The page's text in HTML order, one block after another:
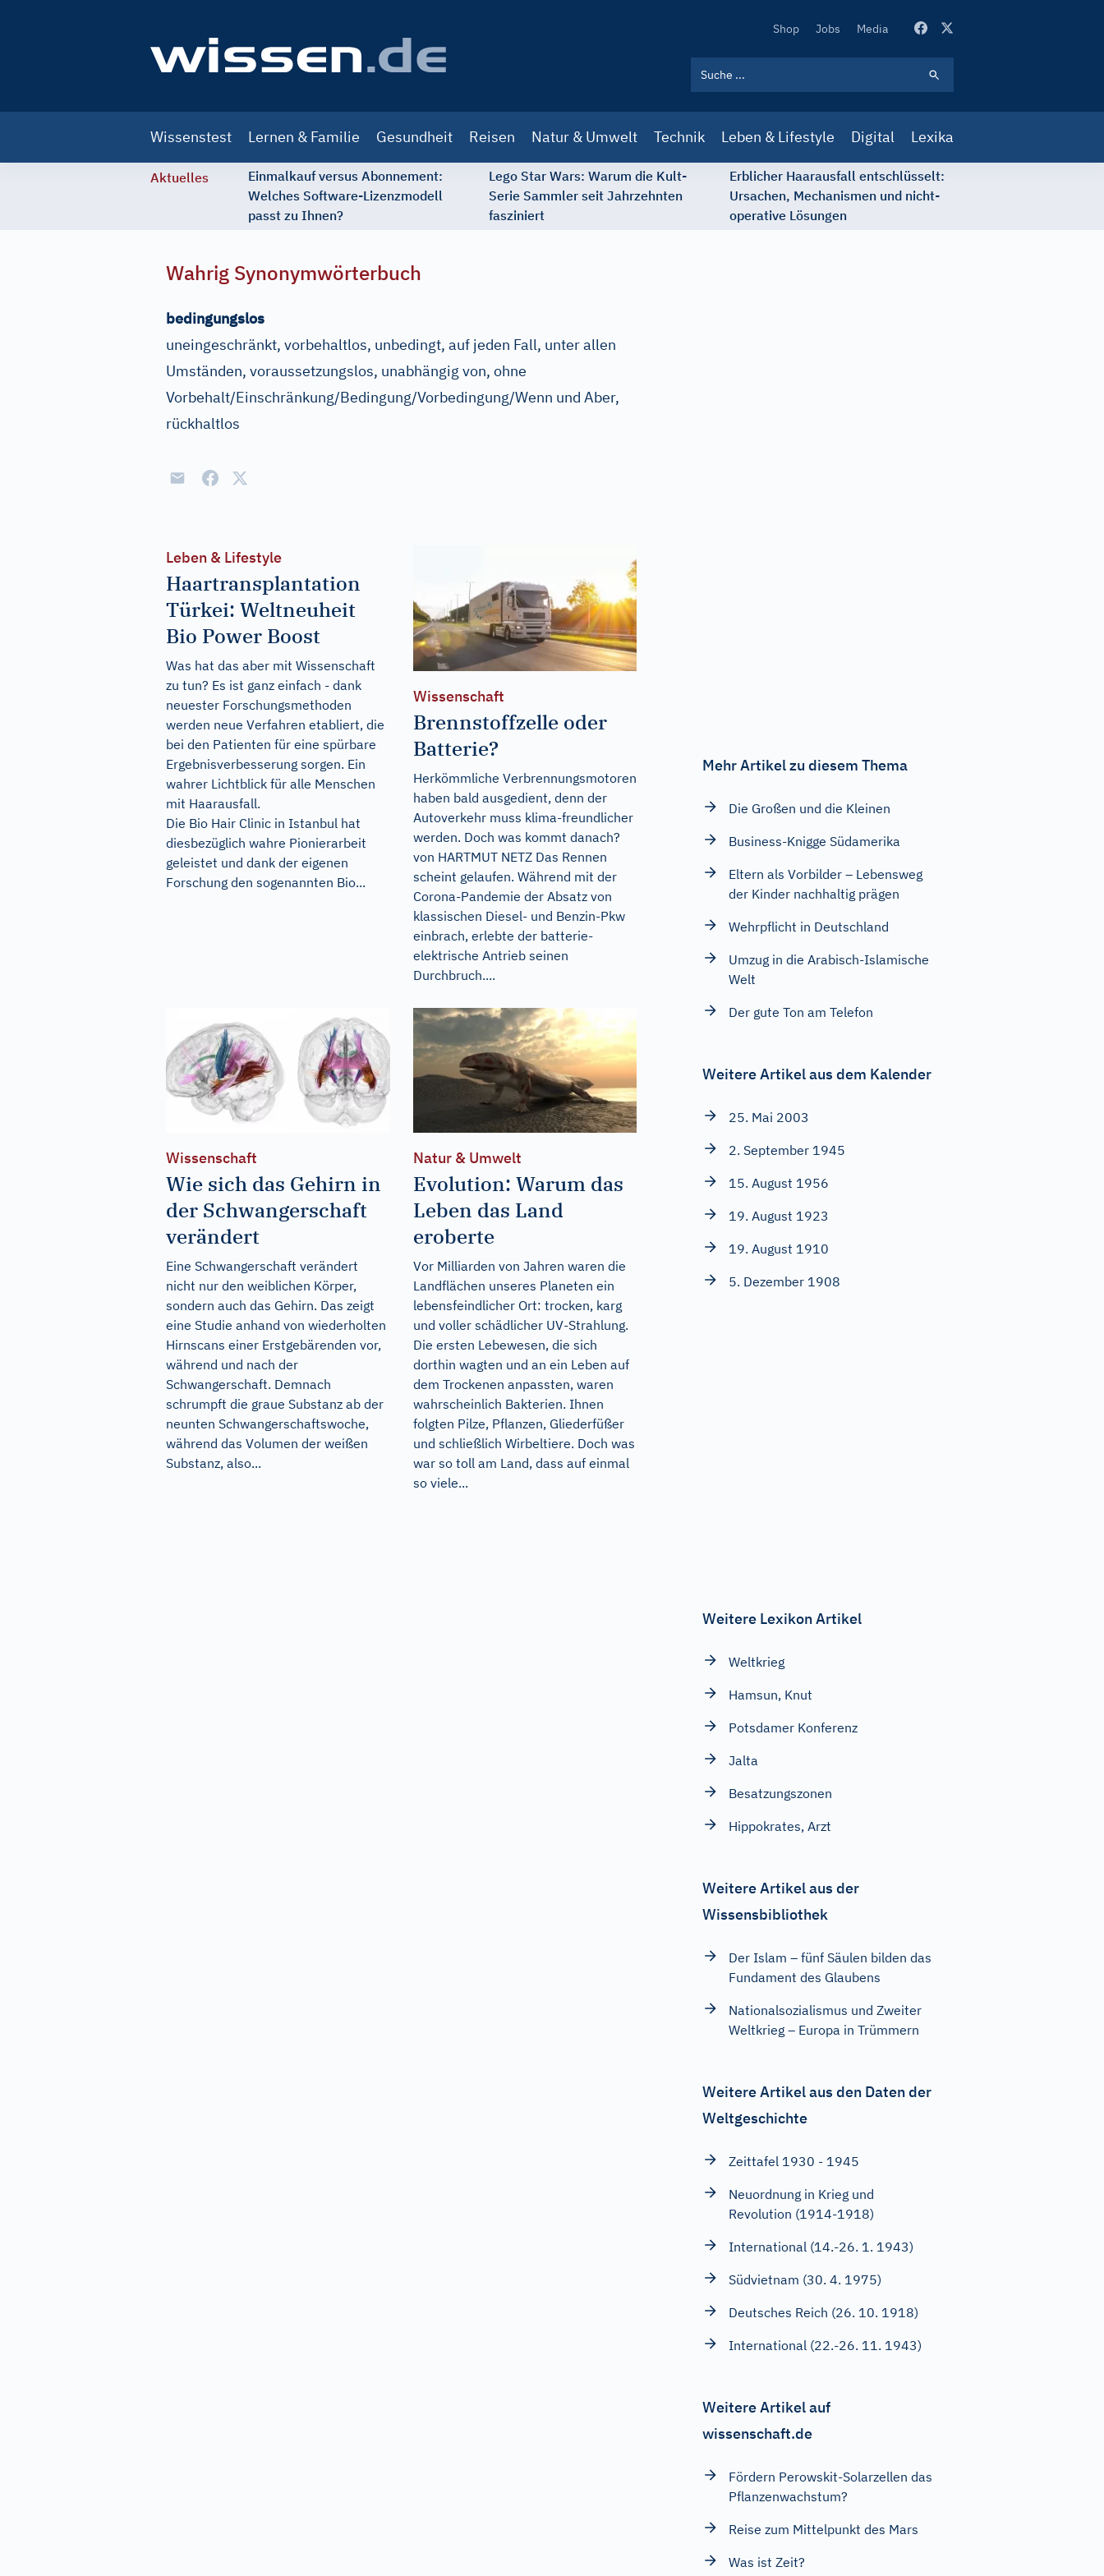
Secondary
Shop Jobs Media
navigation
Wissenstest Lernen & Familie Gesundheit Reisen Natur & Umwelt Technik Leben & Lifestyle Digital Lexika
Aktuelles
Einmalkauf versus Abonnement:
Welches Software-Lizenzmodell
passt zu Ihnen?
Lego Star Wars: Warum die Kult-
Serie Sammler seit Jahrzehnten
fasziniert
Erblicher Haarausfall entschlüsselt:
Ursachen, Mechanismen und nicht-
operative Lösungen
Wahrig Synonymwörterbuch
bedingungslos
uneingeschränkt, vorbehaltlos, unbedingt, auf jeden Fall, unter allen
Umständen, voraussetzungslos, unabhängig von, ohne
Vorbehalt/Einschränkung/Bedingung/Vorbedingung/Wenn und Aber,
rückhaltlos
Leben & Lifestyle
Haartransplantation
Türkei: Weltneuheit
Bio Power Boost
Was hat das aber mit Wissenschaft
zu tun? Es ist ganz einfach - dank
neuester Forschungsmethoden
werden neue Verfahren etabliert, die
bei den Patienten für eine spürbare
Ergebnisverbesserung sorgen. Ein
wahrer Lichtblick für alle Menschen
mit Haarausfall.
Die Bio Hair Clinic in Istanbul hat
diesbezüglich wahre Pionierarbeit
geleistet und dank der eigenen
Forschung den sogenannten Bio...
Wissenschaft
Brennstoffzelle oder
Batterie?
Herkömmliche Verbrennungsmotoren
haben bald ausgedient, denn der
Autoverkehr muss klima-freundlicher
werden. Doch was kommt danach?
von HARTMUT NETZ Das Rennen
scheint gelaufen. Während mit der
Corona-Pandemie der Absatz von
klassischen Diesel- und Benzin-Pkw
einbrach, erlebte der batterie-
elektrische Antrieb seinen
Durchbruch....
Wissenschaft
Wie sich das Gehirn in
der Schwangerschaft
verändert
Eine Schwangerschaft verändert
nicht nur den weiblichen Körper,
sondern auch das Gehirn. Das zeigt
eine Studie anhand von wiederholten
Hirnscans einer Erstgebärenden vor,
während und nach der
Schwangerschaft. Demnach
schrumpft die graue Substanz ab der
neunten Schwangerschaftswoche,
während das Volumen der weißen
Substanz, also...
Natur & Umwelt
Evolution: Warum das
Leben das Land
eroberte
Vor Milliarden von Jahren waren die
Landflächen unseres Planeten ein
lebensfeindlicher Ort: trocken, karg
und voller schädlicher UV-Strahlung.
Die ersten Lebewesen, die sich
dorthin wagten und an ein Leben auf
dem Trockenen anpassten, waren
wahrscheinlich Bakterien. Ihnen
folgten Pilze, Pflanzen, Gliederfüßer
und schließlich Wirbeltiere. Doch was
war so toll am Land, dass auf einmal
so viele...
Mehr Artikel zu diesem Thema
Die Großen und die Kleinen
Business-Knigge Südamerika
Eltern als Vorbilder – Lebensweg
der Kinder nachhaltig prägen
Wehrpflicht in Deutschland
Umzug in die Arabisch-Islamische
Welt
Der gute Ton am Telefon
Weitere Artikel aus dem Kalender
25. Mai 2003
2. September 1945
15. August 1956
19. August 1923
19. August 1910
5. Dezember 1908
Weitere Lexikon Artikel
Weltkrieg
Hamsun, Knut
Potsdamer Konferenz
Jalta
Besatzungszonen
Hippokrates, Arzt
Weitere Artikel aus der
Wissensbibliothek
Der Islam – fünf Säulen bilden das
Fundament des Glaubens
Nationalsozialismus und Zweiter
Weltkrieg – Europa in Trümmern
Weitere Artikel aus den Daten der
Weltgeschichte
Zeittafel 1930 - 1945
Neuordnung in Krieg und
Revolution (1914-1918)
International (14.-26. 1. 1943)
Südvietnam (30. 4. 1975)
Deutsches Reich (26. 10. 1918)
International (22.-26. 11. 1943)
Weitere Artikel auf
wissenschaft.de
Fördern Perowskit-Solarzellen das
Pflanzenwachstum?
Reise zum Mittelpunkt des Mars
Was ist Zeit?